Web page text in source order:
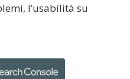
l’usabilità su